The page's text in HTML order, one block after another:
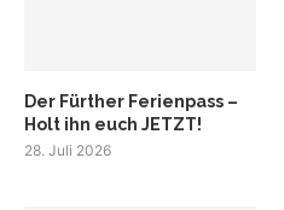
Der Fürther Ferienpass –
Holt ihn euch JETZT!
28. Juli 2026